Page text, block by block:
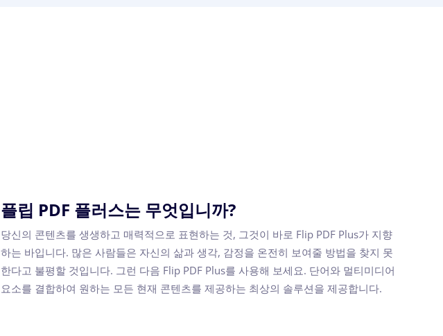
플립 PDF 플러스는 무엇입니까?
당신의 콘텐츠를 생생하고 매력적으로 표현하는 것, 그것이 바로 Flip PDF Plus가 지향
하는 바입니다. 많은 사람들은 자신의 삶과 생각, 감정을 온전히 보여줄 방법을 찾지 못
한다고 불평할 것입니다. 그런 다음 Flip PDF Plus를 사용해 보세요. 단어와 멀티미디어
요소를 결합하여 원하는 모든 현재 콘텐츠를 제공하는 최상의 솔루션을 제공합니다.